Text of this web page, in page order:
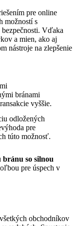
pre online
možností s
Vďaka
a mien, ako aj
nástroje na zlepšenie
bránami
vyššie.
odložených
pre
túto možnosť.
so silnou
pre úspech v
obchodníkov